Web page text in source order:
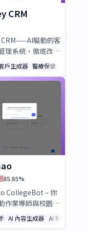
CRM
驅動的客
理系統，徹底改變
與銷售模式！透過
作流程、智能潛在
及無縫租戶溝通，
省下20+小時。房
療保健業首選AI
[立即試用Vindey！]
戶生成器 醫療保健
85.85%
CollegeBot – 你
作業導師與校園指
CollegeBot 是你
AI 內容生成器 AI 聊天機器人